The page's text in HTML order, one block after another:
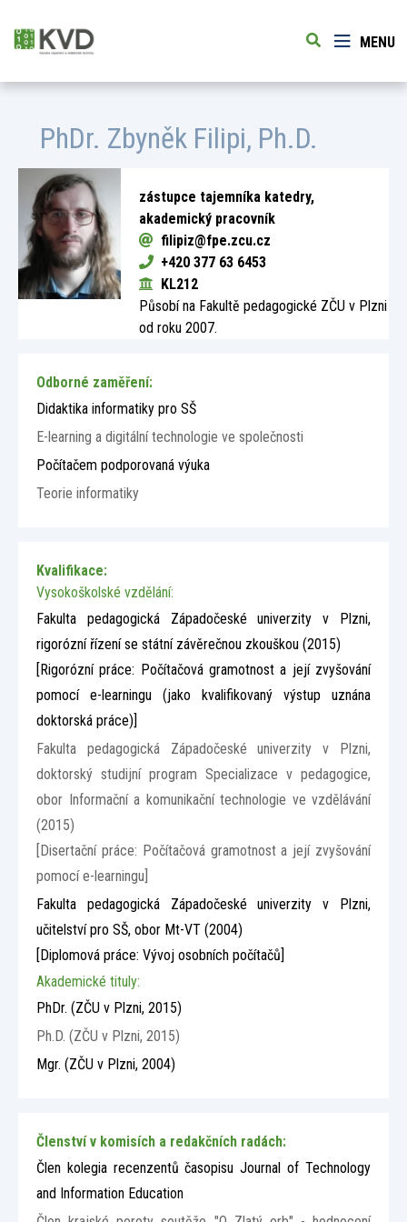
MENU
PhDr. Zbyněk Filipi, Ph.D.
zástupce tajemníka katedry,
akademický pracovník
filipiz@fpe.zcu.cz
+420 377 63 6453
KL212
Působí na Fakultě pedagogické ZČU v Plzni
od roku 2007.
Odborné zaměření:
Didaktika informatiky pro SŠ
E-learning a digitální technologie ve společnosti
Počítačem podporovaná výuka
Teorie informatiky
Kvalifikace:
Vysokoškolské vzdělání:
Fakulta pedagogická Západočeské univerzity v Plzni,
rigorózní řízení se státní závěrečnou zkouškou (2015)
[Rigorózní práce: Počítačová gramotnost a její zvyšování
pomocí e-learningu (jako kvalifikovaný výstup uznána
doktorská práce)]
Fakulta pedagogická Západočeské univerzity v Plzni,
doktorský studijní program Specializace v pedagogice,
obor Informační a komunikační technologie ve vzdělávání
(2015)
[Disertační práce: Počítačová gramotnost a její zvyšování
pomocí e-learningu]
Fakulta pedagogická Západočeské univerzity v Plzni,
učitelství pro SŠ, obor Mt-VT (2004)
[Diplomová práce: Vývoj osobních počítačů]
Akademické tituly:
PhDr. (ZČU v Plzni, 2015)
Ph.D. (ZČU v Plzni, 2015)
Mgr. (ZČU v Plzni, 2004)
Členství v komisích a redakčních radách:
Člen kolegia recenzentů časopisu Journal of Technology
and Information Education